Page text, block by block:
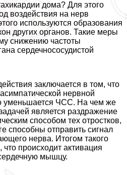
дома? Для этого
воздействия на нерв
используются образования
других органов. Такие меры
снижению частоты
сердечнососудистой
заключается в том, что
нервной
уменьшается ЧСС. На чем же
является раздражение
способом тех отростков,
способны отправить сигнал
нерва. Итогом такого
что происходит активация
мышцу.